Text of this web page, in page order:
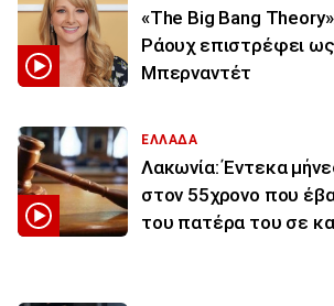
«The Big Bang
Ράουχ επιστρέφει
Μπερναντέτ
ΕΛΛΑΔΑ
Λακωνία: Έντεκα
στον 55χρονο που
του πατέρα του σε